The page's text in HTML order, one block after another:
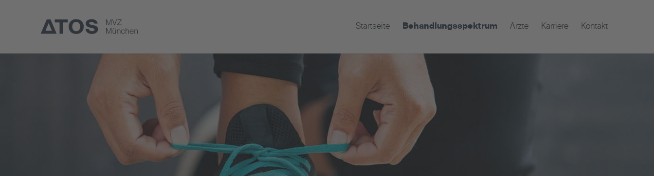
Startseite Behandlungsspektrum Ärzte Karriere Kontakt